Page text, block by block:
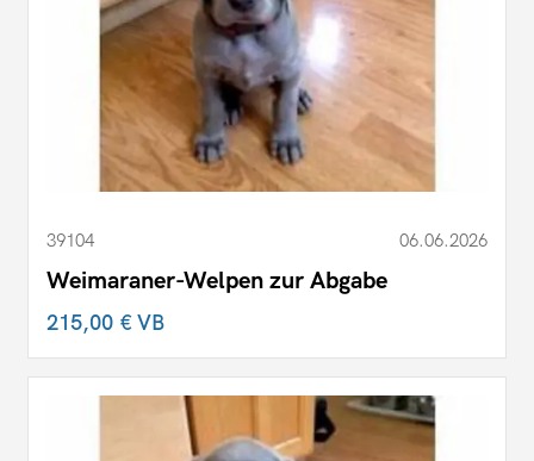
39104 06.06.2026
Weimaraner-Welpen zur Abgabe
215,00 €VB